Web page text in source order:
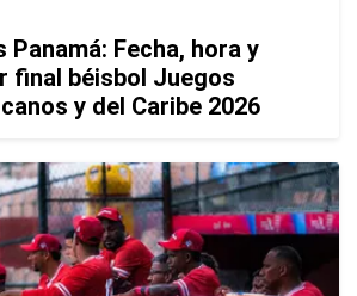
Panamá: Fecha, hora y
final béisbol Juegos
y del Caribe 2026